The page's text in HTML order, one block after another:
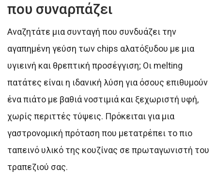
που συναρπάζει
Αναζητάτε μια συνταγή που συνδυάζει την
αγαπημένη γεύση των chips αλατόξυδου με μια
υγιεινή και θρεπτική προσέγγιση; Οι melting
πατάτες είναι η ιδανική λύση για όσους επιθυμούν
ένα πιάτο με βαθιά νοστιμιά και ξεχωριστή υφή,
χωρίς περιττές τύψεις. Πρόκειται για μια
γαστρονομική πρόταση που μετατρέπει το πιο
ταπεινό υλικό της κουζίνας σε πρωταγωνιστή του
τραπεζιού σας.